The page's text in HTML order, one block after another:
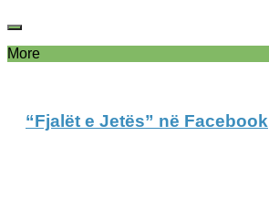
More
“Fjalët e Jetës” në Facebook